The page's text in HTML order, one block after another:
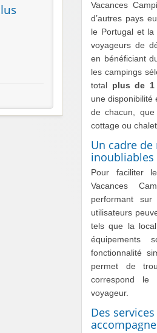
Vacances
d’autres pays
le Portugal et
voyageurs de
en bénéficiant
les campings
total plus de 1
une disponibilité
de chacun,
cottage ou
Un cadre
inoubliables
Pour faciliter
Vacances
performant
utilisateurs
tels que la
équipements
fonctionnalité
permet de
correspond le
voyageur.
Des